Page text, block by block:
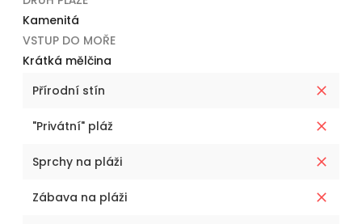
Kamenitá
VSTUP DO MOŘE
Krátká mělčina
Přírodní stín
"Privátní" pláž
Sprchy na pláži
Zábava na pláži